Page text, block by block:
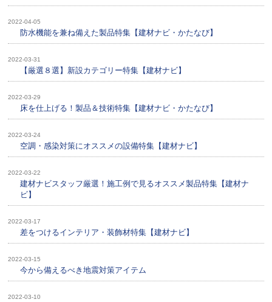
2022-04-05
防水機能を兼ね備えた製品特集【建材ナビ・かたなび】
2022-03-31
【厳選８選】新設カテゴリー特集【建材ナビ】
2022-03-29
床を仕上げる！製品＆技術特集【建材ナビ・かたなび】
2022-03-24
空調・感染対策にオススメの設備特集【建材ナビ】
2022-03-22
建材ナビスタッフ厳選！施工例で見るオススメ製品特集【建材ナ
ビ】
2022-03-17
差をつけるインテリア・装飾材特集【建材ナビ】
2022-03-15
今から備えるべき地震対策アイテム
2022-03-10